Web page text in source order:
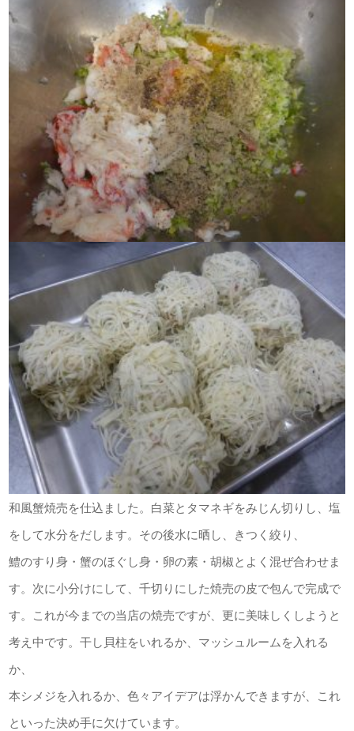
和風蟹焼売を仕込ました。白菜とタマネギをみじん切りし、塩
をして水分をだします。その後水に晒し、きつく絞り、
鱧のすり身・蟹のほぐし身・卵の素・胡椒とよく混ぜ合わせま
す。次に小分けにして、千切りにした焼売の皮で包んで完成で
す。これが今までの当店の焼売ですが、更に美味しくしようと
考え中です。干し貝柱をいれるか、マッシュルームを入れる
か、
本シメジを入れるか、色々アイデアは浮かんできますが、これ
といった決め手に欠けています。